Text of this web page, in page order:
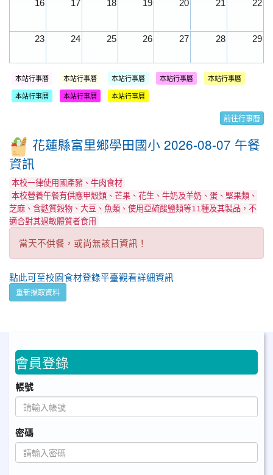
16 17 18 19 20 21 22
23 24 25 26 27 28 29
30 31 1 2 3 4
本站行事曆 本站行事曆 本站行事曆 本站行事曆
本站行事曆
本站行事曆
本站行事曆 本站行事曆
前往行事曆
花蓮縣富里鄉學田國小 2026-08-07 午餐
資訊
本校一律使用國產豬、牛肉食材
本校營養午餐有供應甲殼類、芒果、花生、牛奶及羊奶、蛋、堅果類、
芝麻、含麩質穀物、大豆、魚類、使用亞硫酸鹽類等11種及其製品，不
適合對其過敏體質者食用
當天不供餐，或尚無該日資訊！
點此可至校園食材登錄平臺觀看詳細資訊
重新擷取資料
會員登錄
帳號
密碼